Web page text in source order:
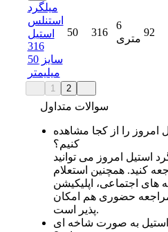
میلگرد
استنلس
استیل
316
سایز 50
میلیمتر
50 316
6
متری
92
1 2
سوالات متداول
را از کجا مشاهده
کنیم؟
استیل امروز می‌ توانید
کنید. همچنین استعلام
اجتماعی، اپلیکیشن
حضوری هم امکان
پذیر است.
استیل به‌ صورت شاخه‌ ای